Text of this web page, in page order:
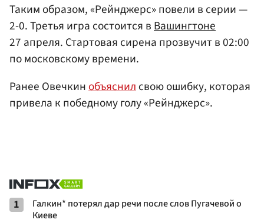
Таким образом, «Рейнджерс» повели в серии —
2-0. Третья игра состоится вВашингтоне
27 апреля. Стартовая сирена прозвучит в 02:00
по московскому времени.
Ранее Овечкинобъяснилсвою ошибку, которая
привела к победному голу «Рейнджерс».
1
Галкин* потерял дар речи после слов Пугачевой о
Киеве